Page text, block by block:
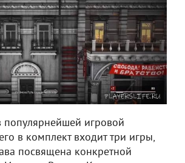
популярнейшей игровой
в комплект входит три игры,
посвящена конкретной